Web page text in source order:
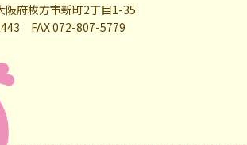
府枚方市新町2丁目1-35
FAX 072-807-5779